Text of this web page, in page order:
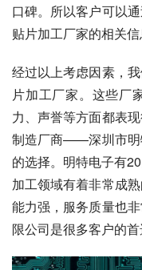
口碑。所以客户可以
贴片加工厂家的相关
经过以上考虑因素，
片加工厂家。这些厂
力、声誉等方面都表
制造厂商——深圳市明
的选择。明特电子有
加工领域有着非常成
能力强，服务质量也
限公司是很多客户的首